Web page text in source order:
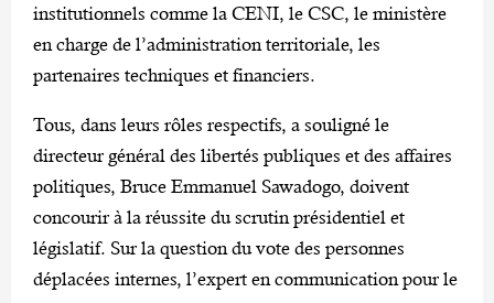
institutionnels comme la CENI, le CSC, le ministère
en charge de l’administration territoriale, les
partenaires techniques et financiers.
Tous, dans leurs rôles respectifs, a souligné le
directeur général des libertés publiques et des affaires
politiques, Bruce Emmanuel Sawadogo, doivent
concourir à la réussite du scrutin présidentiel et
législatif. Sur la question du vote des personnes
déplacées internes, l’expert en communication pour le